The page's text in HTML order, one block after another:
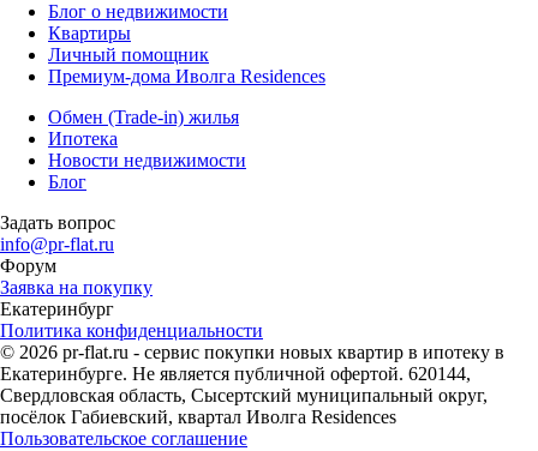
Блог о недвижимости
Квартиры
Личный помощник
Премиум-дома Иволга Residences
Обмен (Trade-in) жилья
Ипотека
Новости недвижимости
Блог
Задать вопрос
info@pr-flat.ru
Форум
Заявка на покупку
Екатеринбург
Политика конфиденциальности
© 2026 pr-flat.ru - сервис покупки новых квартир в ипотеку в
Екатеринбурге. Не является публичной офертой. 620144,
Свердловская область, Сысертский муниципальный округ,
посёлок Габиевский, квартал Иволга Residences
Пользовательское соглашение